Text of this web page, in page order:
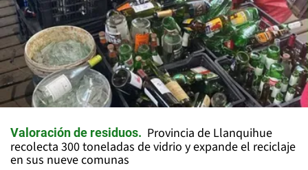
Valoración de residuos
Provincia de Llanquihue
recolecta 300 toneladas de vidrio y expande el reciclaje
en sus nueve comunas